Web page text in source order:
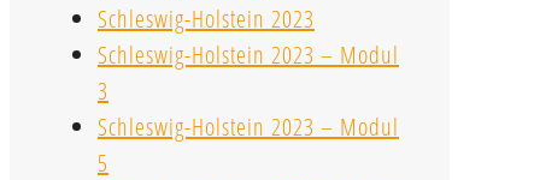
Schleswig-Holstein 2023
Schleswig-Holstein 2023 – Modul
3
Schleswig-Holstein 2023 – Modul
5